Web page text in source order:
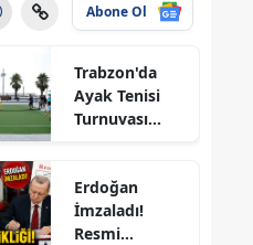
Abone Ol
Trabzon'da
Ayak Tenisi
Turnuvası
Erdoğan
İmzaladı!
Resmi